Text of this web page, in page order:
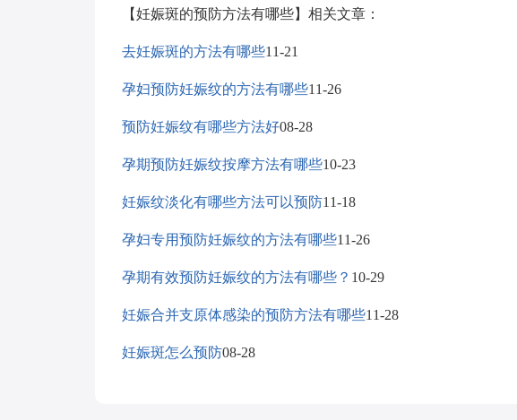
【妊娠斑的预防方法有哪些】相关文章：
去妊娠斑的方法有哪些11-21
孕妇预防妊娠纹的方法有哪些11-26
预防妊娠纹有哪些方法好08-28
孕期预防妊娠纹按摩方法有哪些10-23
妊娠纹淡化有哪些方法可以预防11-18
孕妇专用预防妊娠纹的方法有哪些11-26
孕期有效预防妊娠纹的方法有哪些？ 10-29
妊娠合并支原体感染的预防方法有哪些11-28
妊娠斑怎么预防08-28